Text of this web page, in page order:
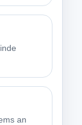
an